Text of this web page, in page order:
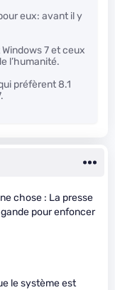
eux: avant il y
7 et ceux
l’humanité.
préfèrent 8.1
chose : La presse
pour enfoncer
le système est